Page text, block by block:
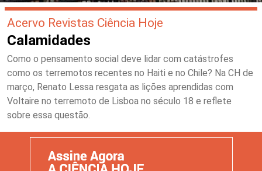
Acervo Revistas Ciência Hoje
Calamidades
Como o pensamento social deve lidar com catástrofes
como os terremotos recentes no Haiti e no Chile? Na CH de
março, Renato Lessa resgata as lições aprendidas com
Voltaire no terremoto de Lisboa no século 18 e reflete
sobre essa questão.